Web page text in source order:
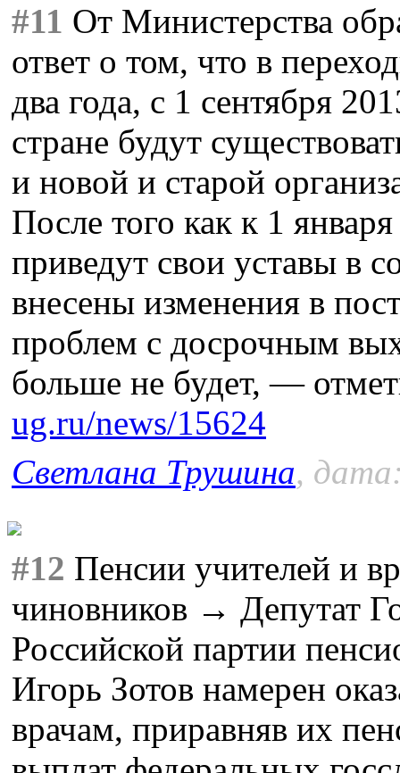
#11 От Министерства
ответ о том, что в
два года, с 1 сентября
стране будут
и новой и старой
После того как к 1
приведут свои уставы в
внесены изменения в
проблем с досрочным
больше не будет, —
ug.ru/news/15624
Светлана Трушина,
#12 Пенсии учителей и
чиновников → Депутат
Российской партии
Игорь Зотов намерен
врачам, приравняв их